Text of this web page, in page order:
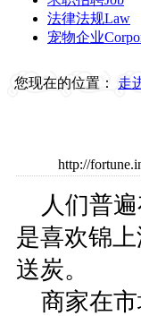
法律法规Law
宠物企业
您现在的位置： 走
http://
人们普遍
是喜欢锦
送炭。
商家在市